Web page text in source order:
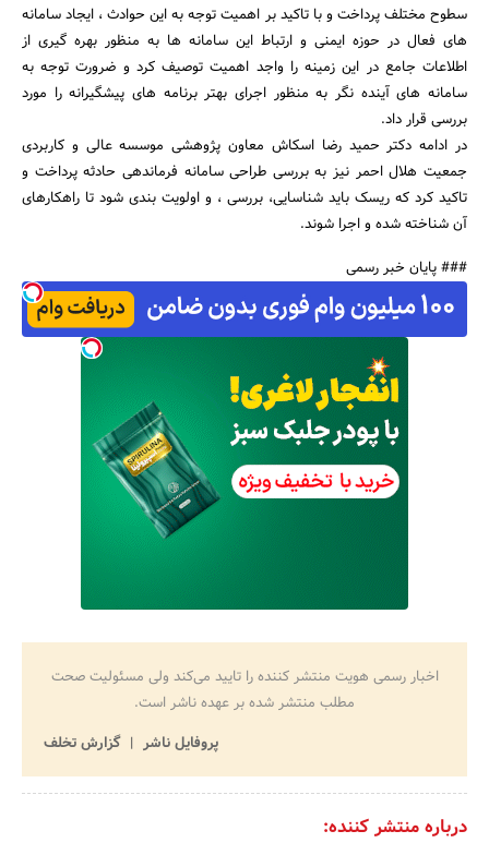
سطوح مختلف پرداخت و با تاکید بر اهمیت توجه به این حوادث ، ایجاد سامانه
های فعال در حوزه ایمنی و ارتباط این سامانه ها به منظور بهره گیری از
اطلاعات جامع در این زمینه را واجد اهمیت توصیف کرد و ضرورت توجه به
سامانه های آینده نگر به منظور اجرای بهتر برنامه های پیشگیرانه را مورد
بررسی قرار داد.
در ادامه دکتر حمید رضا اسکاش معاون پژوهشی موسسه عالی و کاربردی
جمعیت هلال احمر نیز به بررسی طراحی سامانه فرماندهی حادثه پرداخت و
تاکید کرد که ریسک باید شناسایی، بررسی ، و اولویت بندی شود تا راهکارهای
آن شناخته شده و اجرا شوند.
### پایان خبر رسمی
اخبار رسمی هویت منتشر کننده را تایید می‌کند ولی مسئولیت صحت
مطلب منتشر شده بر عهده ناشر است.
پروفایل ناشر
گزارش تخلف
درباره منتشر کننده: